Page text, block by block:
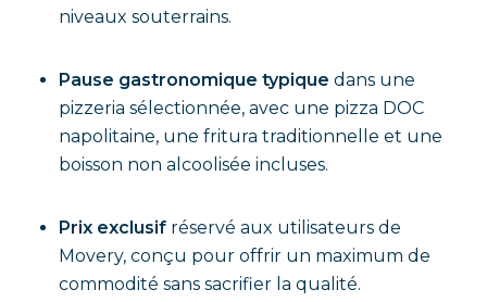
niveaux souterrains.
Pause gastronomique typique dans une
pizzeria sélectionnée, avec une pizza DOC
napolitaine, une fritura traditionnelle et une
boisson non alcoolisée incluses.
Prix exclusif réservé aux utilisateurs de
Movery, conçu pour offrir un maximum de
commodité sans sacrifier la qualité.